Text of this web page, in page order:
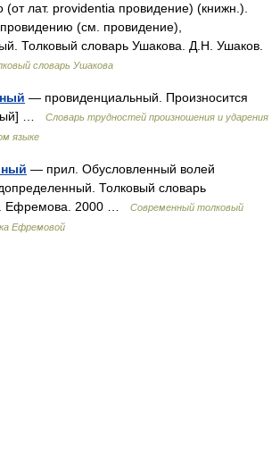
(от лат. providentia провидение) (книжн.).
(см. провидение),
Толковый словарь Ушакова. Д.Н. Ушаков.
словарь Ушакова
— провиденциальный. Произносится
…
Словарь трудностей произношения и ударения
языке
— прил. Обусловленный волей
Толковый словарь
Ефремова. 2000 …
Современный толковый
Ефремовой